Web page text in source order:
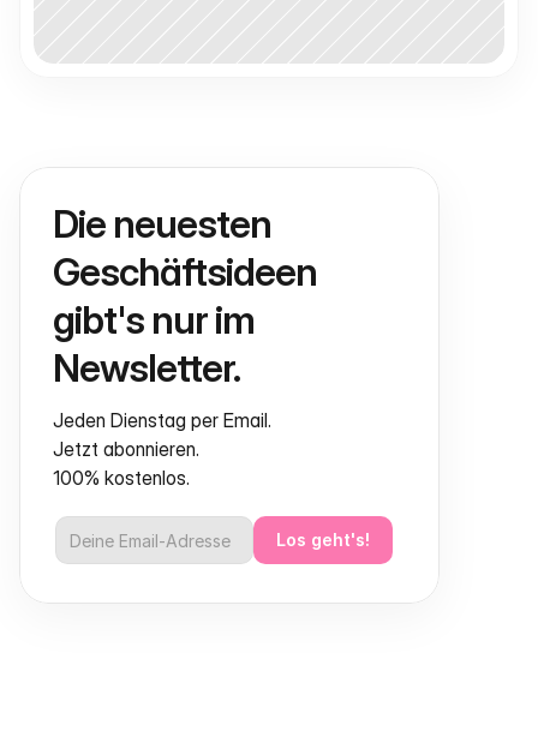
Die neuesten
Geschäftsideen
gibt's nur im
Newsletter.
Jeden Dienstag per Email.
Jetzt abonnieren.
100% kostenlos.
Los geht's!